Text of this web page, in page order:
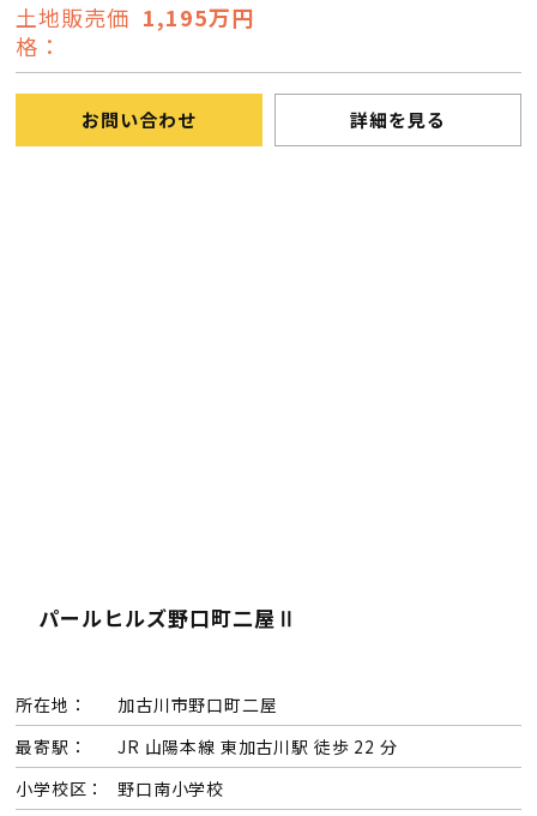
土地販売価
格：
1,195万円
お問い合わせ 詳細を見る
パールヒルズ野口町二屋Ⅱ
所在地：
加古川市野口町二屋
最寄駅：
JR 山陽本線 東加古川駅 徒歩 22 分
小学校区：
野口南小学校